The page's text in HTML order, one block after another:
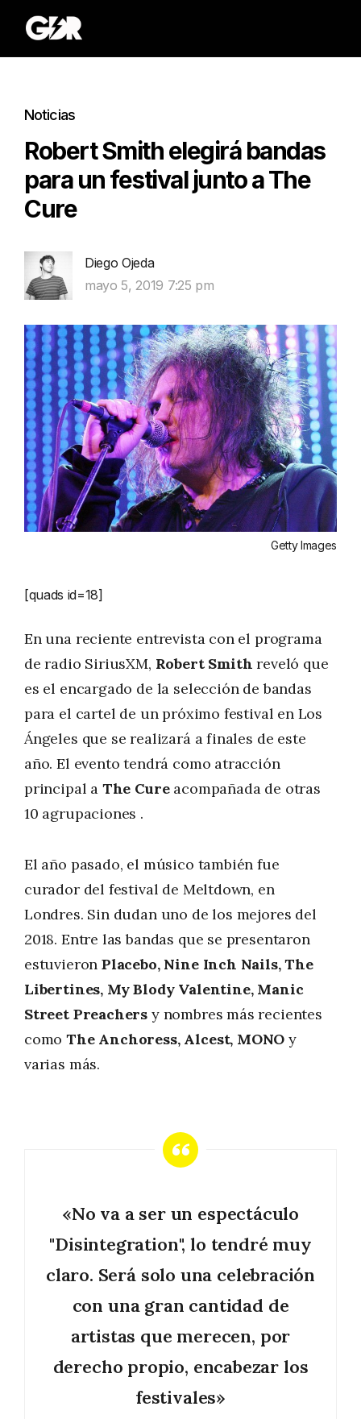
Noticias
Robert Smith elegirá bandas
para un festival junto a The
Cure
Diego Ojeda
mayo 5, 2019 7:25 pm
Getty Images
[quads id=18]
En una reciente entrevista con el programa
de radio SiriusXM, Robert Smith reveló que
es el encargado de la selección de bandas
para el cartel de un próximo festival en Los
Ángeles que se realizará a finales de este
año. El evento tendrá como atracción
principal a The Cureacompañada de otras
10 agrupaciones .
El año pasado, el músico también fue
curador del festival de Meltdown, en
Londres. Sin dudan uno de los mejores del
2018. Entre las bandas que se presentaron
estuvieronPlacebo, Nine Inch Nails, The
Libertines, My Blody Valentine, Manic
Street Preachers y nombres más recientes
como The Anchoress, Alcest, MONO y
varias más.
«No va a ser un espectáculo
"Disintegration", lo tendré muy
claro. Será solo una celebración
con una gran cantidad de
artistas que merecen, por
derecho propio, encabezar los
festivales»